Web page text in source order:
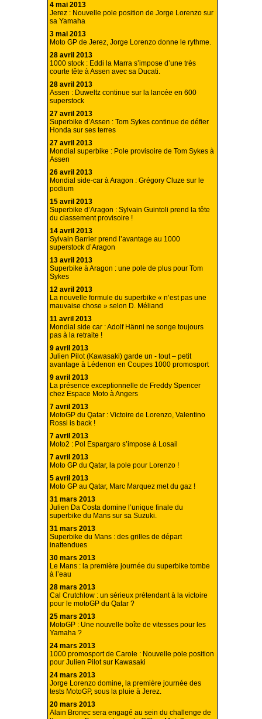
4 mai 2013
Jerez : Nouvelle pole position de Jorge Lorenzo sur
sa Yamaha
3 mai 2013
Moto GP de Jerez, Jorge Lorenzo donne le rythme.
28 avril 2013
1000 stock : Eddi la Marra s’impose d’une très
courte tête à Assen avec sa Ducati.
28 avril 2013
Assen : Duweltz continue sur la lancée en 600
superstock
27 avril 2013
Superbike d’Assen : Tom Sykes continue de défier
Honda sur ses terres
27 avril 2013
Mondial superbike : Pole provisoire de Tom Sykes à
Assen
26 avril 2013
Mondial side-car à Aragon : Grégory Cluze sur le
podium
15 avril 2013
Superbike d’Aragon : Sylvain Guintoli prend la tête
du classement provisoire !
14 avril 2013
Sylvain Barrier prend l’avantage au 1000
superstock d’Aragon
13 avril 2013
Superbike à Aragon : une pole de plus pour Tom
Sykes
12 avril 2013
La nouvelle formule du superbike « n’est pas une
mauvaise chose » selon D. Méliand
11 avril 2013
Mondial side car : Adolf Hänni ne songe toujours
pas à la retraite !
9 avril 2013
Julien Pilot (Kawasaki) garde un - tout – petit
avantage à Lédenon en Coupes 1000 promosport
9 avril 2013
La présence exceptionnelle de Freddy Spencer
chez Espace Moto à Angers
7 avril 2013
MotoGP du Qatar : Victoire de Lorenzo, Valentino
Rossi is back !
7 avril 2013
Moto2 : Pol Espargaro s’impose à Losail
7 avril 2013
Moto GP du Qatar, la pole pour Lorenzo !
5 avril 2013
Moto GP au Qatar, Marc Marquez met du gaz !
31 mars 2013
Julien Da Costa domine l’unique finale du
superbike du Mans sur sa Suzuki.
31 mars 2013
Superbike du Mans : des grilles de départ
inattendues
30 mars 2013
Le Mans : la première journée du superbike tombe
à l’eau
28 mars 2013
Cal Crutchlow : un sérieux prétendant à la victoire
pour le motoGP du Qatar ?
25 mars 2013
MotoGP : Une nouvelle boîte de vitesses pour les
Yamaha ?
24 mars 2013
1000 promosport de Carole : Nouvelle pole position
pour Julien Pilot sur Kawasaki
24 mars 2013
Jorge Lorenzo domine, la première journée des
tests MotoGP, sous la pluie à Jerez.
20 mars 2013
Alain Bronec sera engagé au sein du challenge de